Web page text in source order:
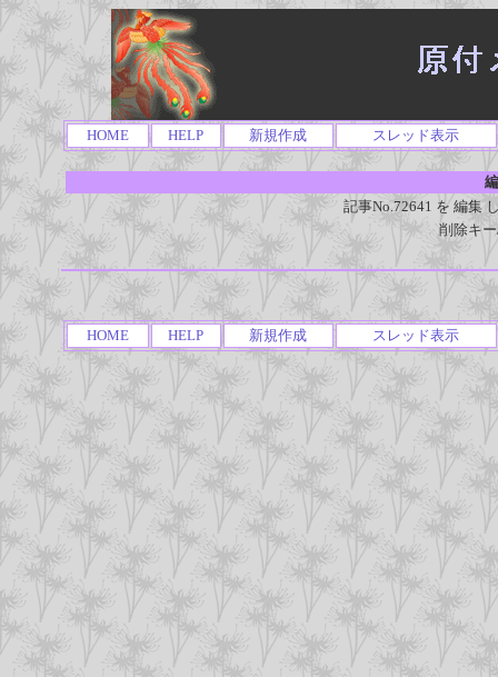
HOME HELP 新規作成 スレッド表示
記事No.72641 を 編集
削除キ
HOME HELP 新規作成 スレッド表示